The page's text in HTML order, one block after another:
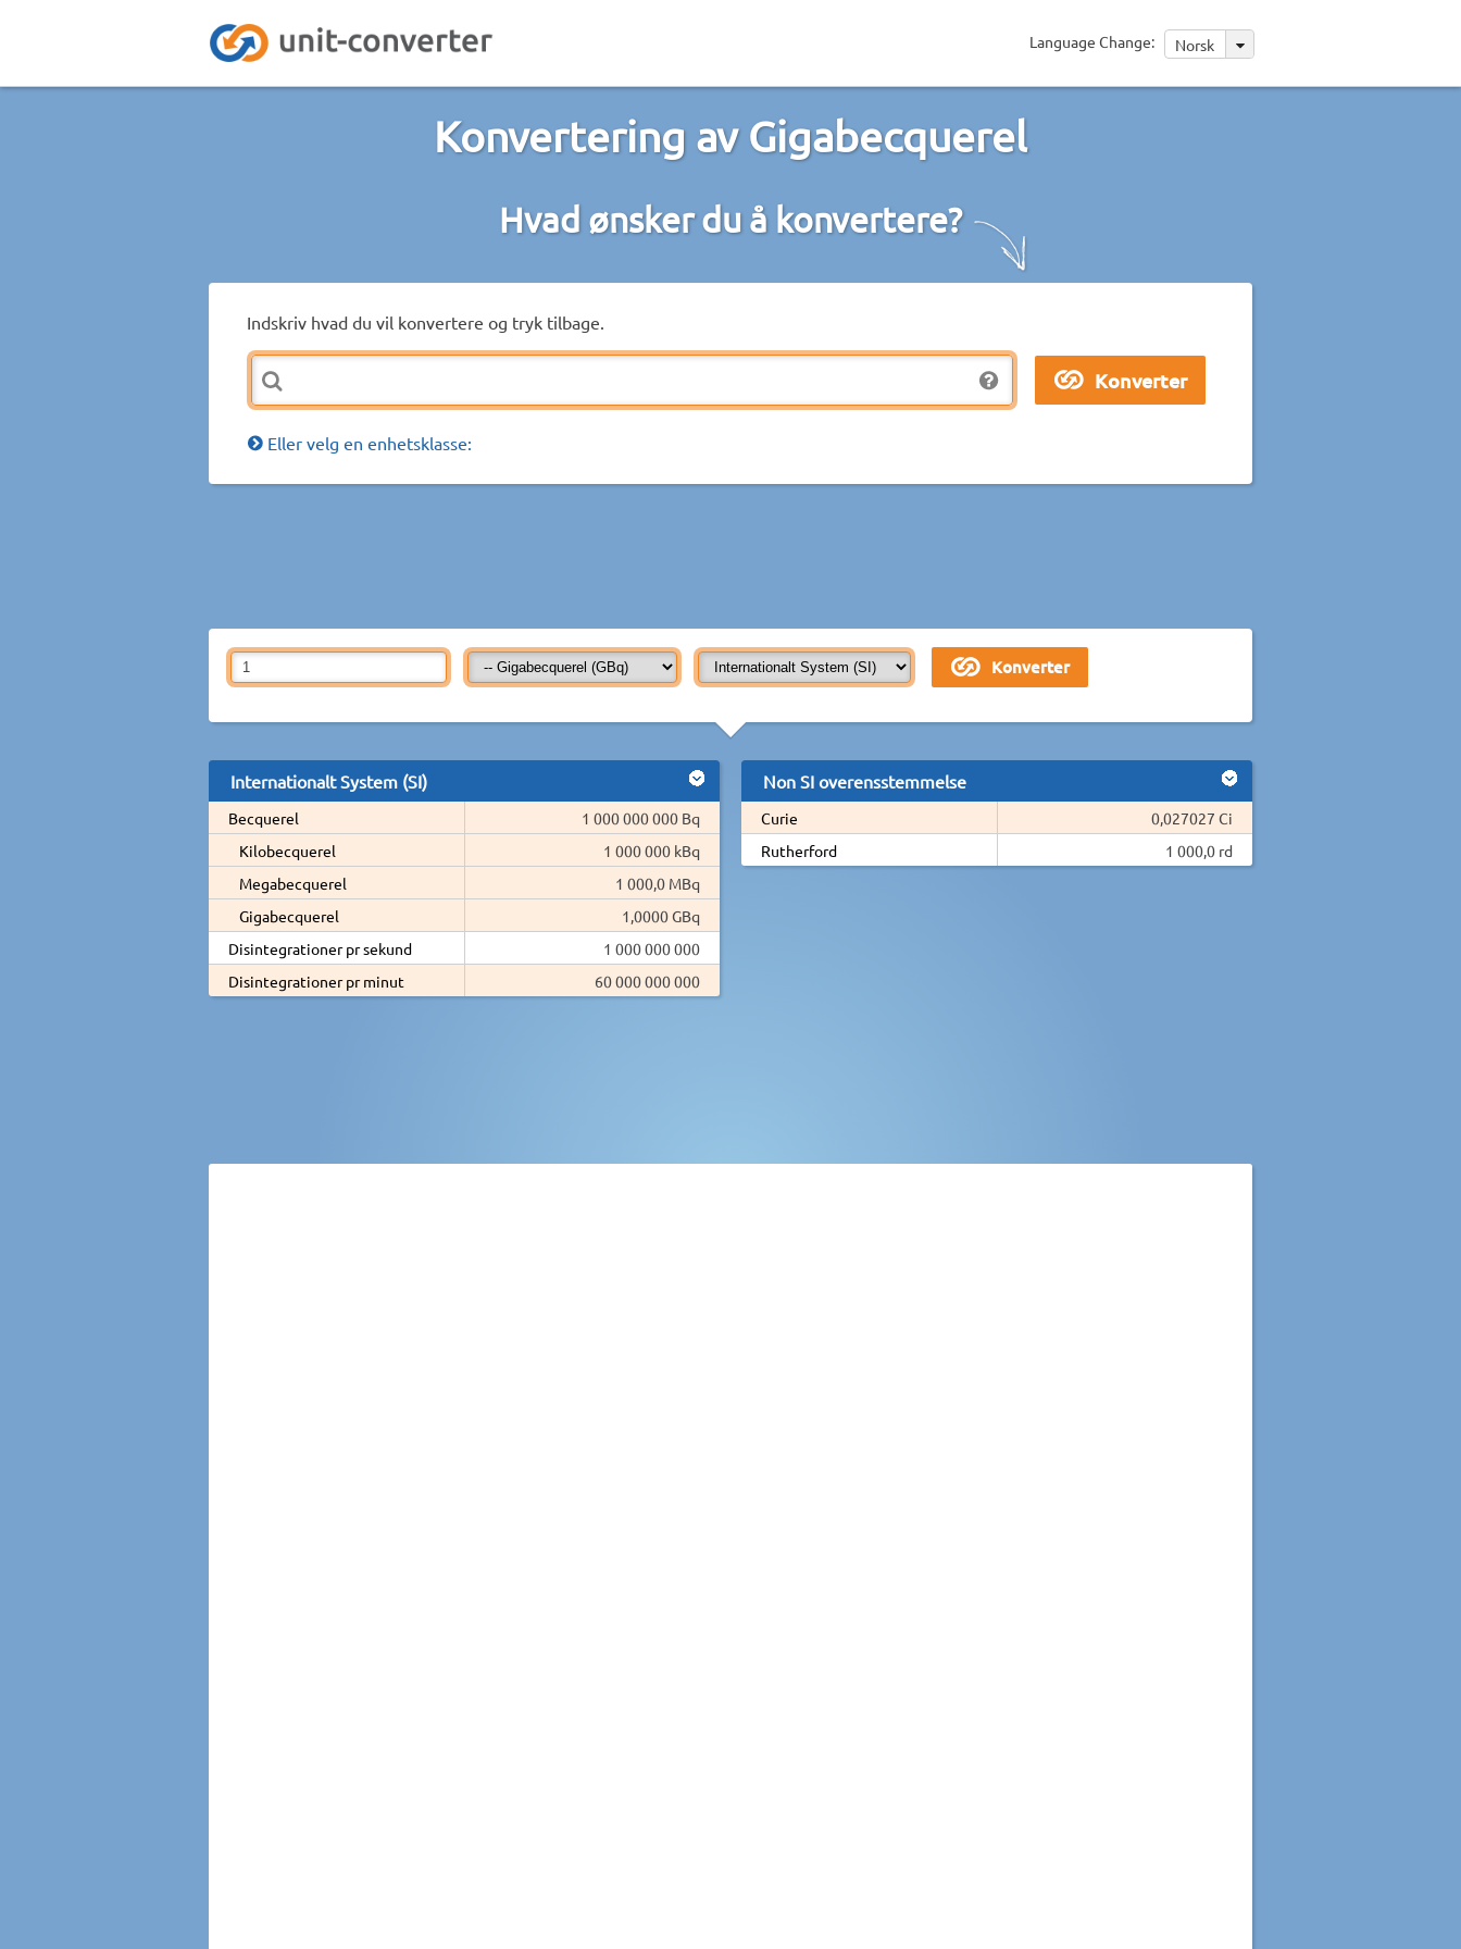
Language Change: Norsk
Konvertering av Gigabecquerel
Hvad ønsker du å konvertere?
Indskriv hvad du vil konvertere og tryk tilbage.
Eller velg en enhetsklasse:
Internationalt System (SI)
Becquerel
1 000 000 000 Bq
Kilobecquerel
1 000 000 kBq
Megabecquerel
1 000,0 MBq
Gigabecquerel
1,0000 GBq
Disintegrationer pr sekund
1 000 000 000
Disintegrationer pr minut
60 000 000 000
Non SI overensstemmelse
Curie
0,027027 Ci
Rutherford
1 000,0 rd